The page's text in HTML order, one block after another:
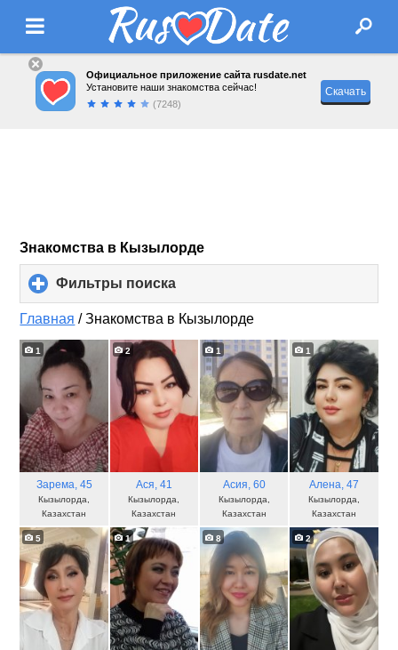
Официальное приложение сайта rusdate.net
Установите наши знакомства сейчас!
(7248)
Скачать
Знакомства в Кызылорде
Фильтры поиска
to
expand
contents
Главная /Знакомства в Кызылорде
1
Зарема, 45
Кызылорда,
Казахстан
2
Ася, 41
Кызылорда,
Казахстан
1
Асия, 60
Кызылорда,
Казахстан
1
Алена, 47
Кызылорда,
Казахстан
5 1 8 2